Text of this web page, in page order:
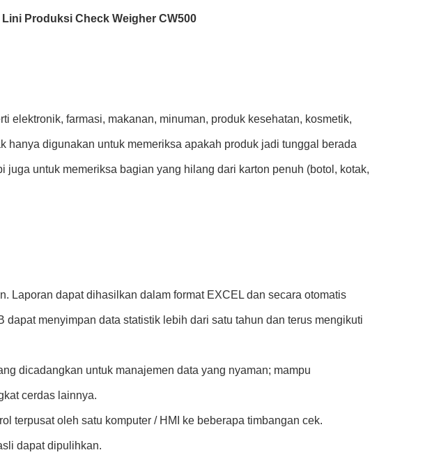
Produksi Check Weigher CW500
elektronik, farmasi, makanan, minuman, produk kesehatan, kosmetik,
hanya digunakan untuk memeriksa apakah produk jadi tunggal berada
juga untuk memeriksa bagian yang hilang dari karton penuh (botol, kotak,
Laporan dapat dihasilkan dalam format EXCEL dan secara otomatis
menyimpan data statistik lebih dari satu tahun dan terus mengikuti
dicadangkan untuk manajemen data yang nyaman; mampu
cerdas lainnya.
terpusat oleh satu komputer / HMI ke beberapa timbangan cek.
dapat dipulihkan.